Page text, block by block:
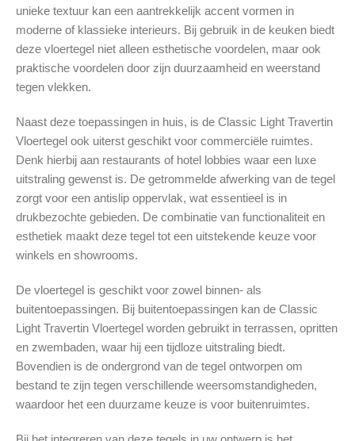
unieke textuur kan een aantrekkelijk accent vormen in
moderne of klassieke interieurs. Bij gebruik in de keuken biedt
deze vloertegel niet alleen esthetische voordelen, maar ook
praktische voordelen door zijn duurzaamheid en weerstand
tegen vlekken.
Naast deze toepassingen in huis, is de Classic Light Travertin
Vloertegel ook uiterst geschikt voor commerciële ruimtes.
Denk hierbij aan restaurants of hotel lobbies waar een luxe
uitstraling gewenst is. De getrommelde afwerking van de tegel
zorgt voor een antislip oppervlak, wat essentieel is in
drukbezochte gebieden. De combinatie van functionaliteit en
esthetiek maakt deze tegel tot een uitstekende keuze voor
winkels en showrooms.
De vloertegel is geschikt voor zowel binnen- als
buitentoepassingen. Bij buitentoepassingen kan de Classic
Light Travertin Vloertegel worden gebruikt in terrassen, opritten
en zwembaden, waar hij een tijdloze uitstraling biedt.
Bovendien is de ondergrond van de tegel ontworpen om
bestand te zijn tegen verschillende weersomstandigheden,
waardoor het een duurzame keuze is voor buitenruimtes.